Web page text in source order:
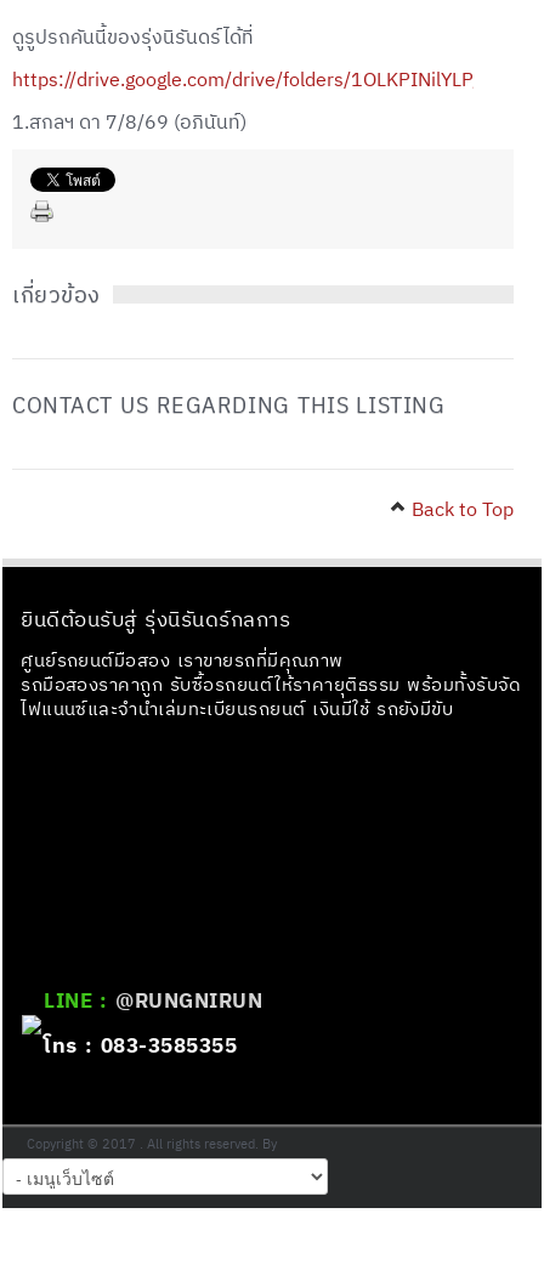
ดูรูปรถคันนี้ของรุ่งนิรันดร์ได้ที่
https://drive.google.com/drive/folders/
1.สกลฯ ดา 7/8/69 (อภินันท์)
เกี่ยวข้อง
CONTACT US REGARDING THIS LISTING
Back to Top
ยินดีต้อนรับสู่ รุ่งนิรันดร์กลการ
ศูนย์รถยนต์มือสอง เราขายรถที่มีคุณภาพ
รถมือสองราคาถูก รับซื้อรถยนต์ให้ราคายุติธรรม พร้อมทั้งรับจัด
ไฟแนนซ์และจำนำเล่มทะเบียนรถยนต์ เงินมีใช้ รถยังมีขับ
LINE : @RUNGNIRUN
โทร : 083-3585355
Copyright © 2017 . All rights reserved. By